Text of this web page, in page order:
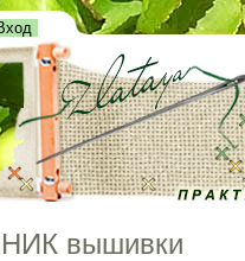
вышивки